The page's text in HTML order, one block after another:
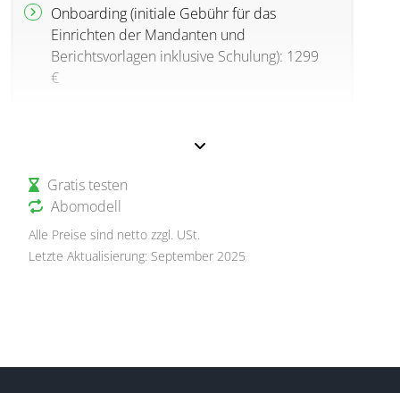
Onboarding (initiale Gebühr für das
Einrichten der Mandanten und
Berichtsvorlagen inklusive Schulung): 1299
€
Gratis testen
Abomodell
Alle Preise sind netto zzgl. USt.
Letzte Aktualisierung: September 2025